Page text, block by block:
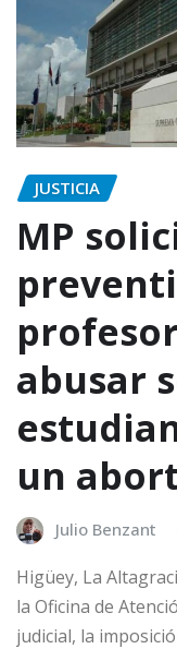
JUSTICIA
MP
abusar
un
Julio Benzant
Higüey, La
la Oficina de
judicial, la